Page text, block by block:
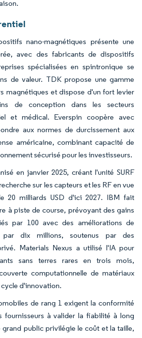
nano-magnétiques présente une
avec des fabricants de dispositifs
spécialisées en spintronique se
de valeur. TDK propose une gamme
magnétiques et dispose d'un fort levier
de conception dans les secteurs
et médical. Everspin coopère avec
aux normes de durcissement aux
américaine, combinant capacité de
sécurisé pour les investisseurs.
en janvier 2025, créant l'unité SURF
sur les capteurs et les RF en vue
20 milliards USD d'ici 2027. IBM fait
à piste de course, prévoyant des gains
par 100 avec des améliorations de
par dix millions, soutenus par des
Materials Nexus a utilisé l'IA pour
sans terres rares en trois mois,
computationnelle de matériaux
d'innovation.
de rang 1 exigent la conformité
fournisseurs à valider la fiabilité à long
grand public privilégie le coût et la taille,